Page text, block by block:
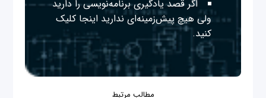
اگر قصد یادگیری برنامه‌نویسی را دارید
ولی هیچ پیش‌زمینه‌ای نداریداینجا کلیک
کنید.
مطالب مرتبط